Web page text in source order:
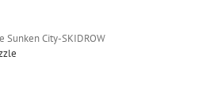
Sunken City-SKIDROW